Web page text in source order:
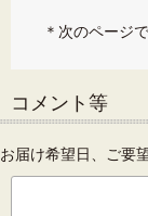
＊次のページ
コメント等
お届け希望日、ご要